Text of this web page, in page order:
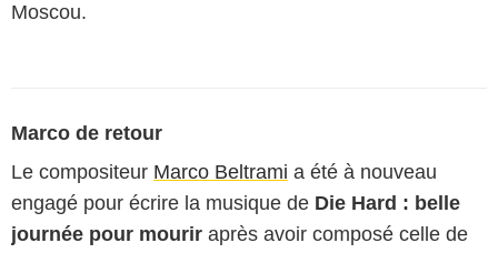
Moscou.
Marco de retour
Le compositeur Marco Beltrami a été à nouveau
engagé pour écrire la musique de Die Hard : belle
journée pour mourir après avoir composé celle de